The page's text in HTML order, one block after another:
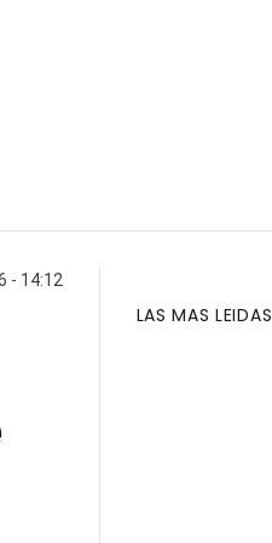
- 14:12
LAS MAS LEIDAS